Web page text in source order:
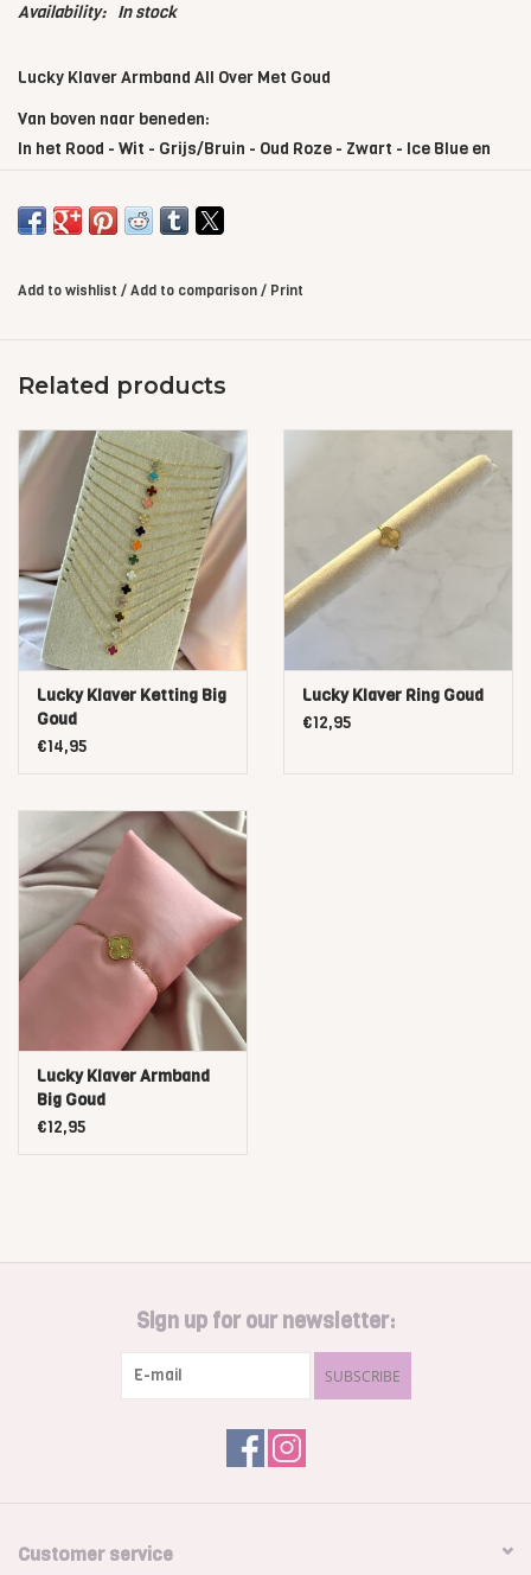
Availability: In stock
Lucky Klaver Armband All Over Met Goud
Van boven naar beneden:
In het Rood - Wit - Grijs/Bruin - Oud Roze - Zwart - Ice Blue en
Add to wishlist /Add to comparison/ Print
Related products
Lucky Klaver Ketting Big
Goud
€14,95
Lucky Klaver Ring Goud
€12,95
Lucky Klaver Armband
Big Goud
€12,95
Sign up for our newsletter:
SUBSCRIBE
Customer service